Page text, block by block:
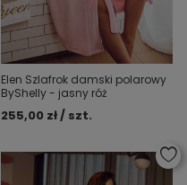
Elen Szlafrok damski polarowy
ByShelly - jasny róż
255,00 zł / szt.